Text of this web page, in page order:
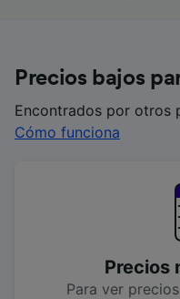
Precios bajos
Encontrados por otros
Cómo funciona
Precios
Para ver